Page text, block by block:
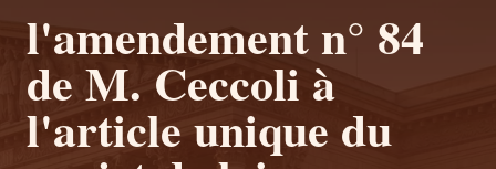
l'amendement n° 84
de M. Ceccoli à
l'article unique du